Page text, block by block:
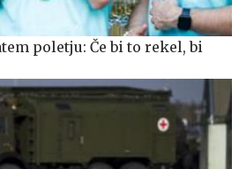
poletju: Če bi to rekel, bi